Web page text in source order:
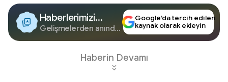
Haberlerimizi
Google'da Takip
Edin
Gelişmelerden anında
Google’da tercih edilen
kaynak olarak ekleyin
Haberin Devamı